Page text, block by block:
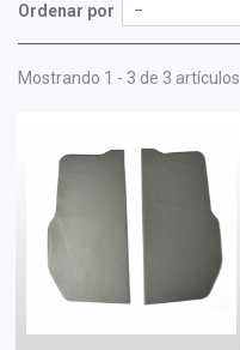
Ordenar por --
Mostrando 1 - 3 de 3 artículos